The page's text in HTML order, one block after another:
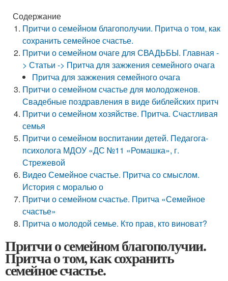
Содержание
Притчи о семейном благополучии. Притча о том, как
сохранить семейное счастье.
Притчи о семейном очаге для СВАДЬБЫ. Главная -
> Статьи -> Притча для зажжения семейного очага
Притча для зажжения семейного очага
Притчи о семейном счастье для молодоженов.
Свадебные поздравления в виде библейских притч
Притчи о семейном хозяйстве. Притча. Счастливая
семья
Притчи о семейном воспитании детей. Педагога-
психолога МДОУ «ДС №11 «Ромашка», г.
Стрежевой
Видео Семейное счастье. Притча со смыслом.
История с моралью о
Притчи о семейном счастье. Притча «Семейное
счастье»
Притча о молодой семье. Кто прав, кто виноват?
Притчи о семейном благополучии.
Притча о том, как сохранить
семейное счастье.